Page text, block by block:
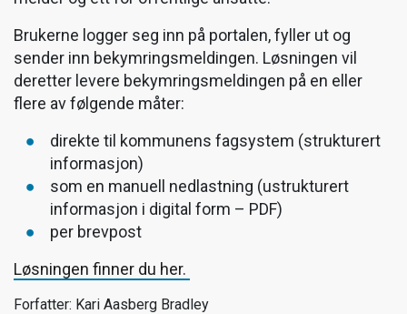
Brukerne logger seg inn på portalen, fyller ut og
sender inn bekymringsmeldingen. Løsningen vil
deretter levere bekymringsmeldingen på en eller
flere av følgende måter:
direkte til kommunens fagsystem (strukturert
informasjon)
som en manuell nedlastning (ustrukturert
informasjon i digital form – PDF)
per brevpost
Løsningen finner du her.
Forfatter: Kari Aasberg Bradley